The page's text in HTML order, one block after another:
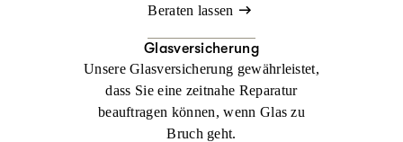
Beraten lassen
Glasversicherung
Unsere Glasversicherung gewährleistet,
dass Sie eine zeitnahe Reparatur
beauftragen können, wenn Glas zu
Bruch geht.